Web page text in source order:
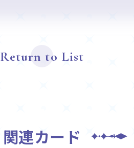
Return to List
関連カード